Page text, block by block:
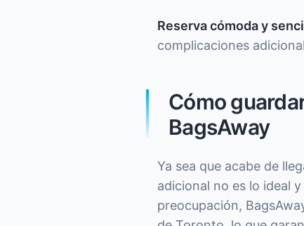
Reserva cómoda y
complicaciones
Cómo
BagsAway
Ya sea que acabe de
adicional no es lo ideal
preocupación,